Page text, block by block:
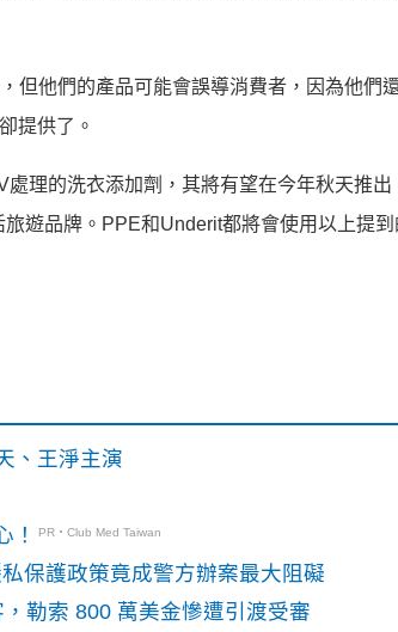
但他們的產品可能會誤導消費者，因為他們
提供了。
理的洗衣添加劑，其將有望在今年秋天推出
遊品牌。PPE和Underit都將會使用以上提
、王淨主演
！ PR・Club Med Taiwan
保護政策竟成警方辦案最大阻礙
勒索 800 萬美金慘遭引渡受審